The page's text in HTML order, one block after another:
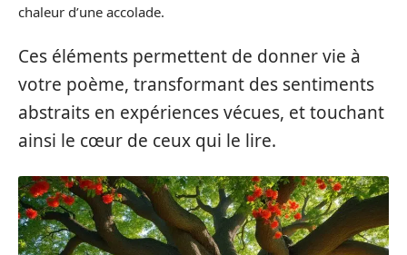
chaleur d’une accolade.
Ces éléments permettent de donner vie à
votre poème, transformant des sentiments
abstraits en expériences vécues, et touchant
ainsi le cœur de ceux qui le lire.